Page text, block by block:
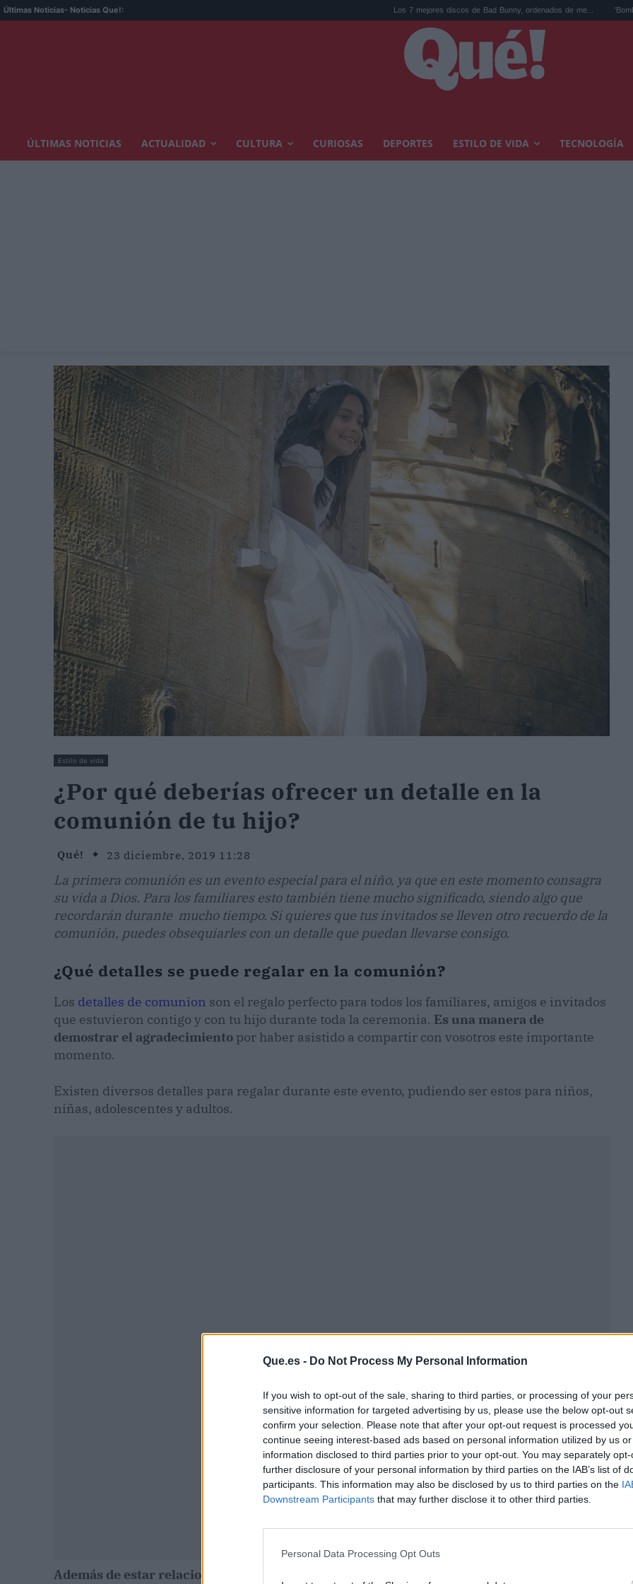
Que.es - Do Not Process My Personal Information
If you wish to opt-out of the sale, sharing to third parties, or processing of your
sensitive information for targeted advertising by us, please use the below opt-out
confirm your selection. Please note that after your opt-out request is processed
continue seeing interest-based ads based on personal information utilized by us
information disclosed to third parties prior to your opt-out. You may separately
further disclosure of your personal information by third parties on the IAB’s list of
participants. This information may also be disclosed by us to third parties on the
Downstream Participants that may further disclose it to other third parties.
Personal Data Processing Opt Outs
Últimas Noticias- Noticias Que!: Los 7 mejores discos de Bad Bunny, ordenados de me... 'Bomba en el Pan
ÚLTIMAS NOTICIAS ACTUALIDAD CULTURA CURIOSAS DEPORTES ESTILO DE VIDA TECNOLOGÍA
Estilo de vida
¿Por qué deberías ofrecer un detalle en la
comunión de tu hijo?
Qué! 23 diciembre, 2019 11:28
La primera comunión es un evento especial para el niño, ya que en este momento consagra
su vida a Dios. Para los familiares esto también tiene mucho significado, siendo algo que
recordarán durante mucho tiempo. Si quieres que tus invitados se lleven otro recuerdo de la
comunión, puedes obsequiarles con un detalle que puedan llevarse consigo.
¿Qué detalles se puede regalar en la comunión?
Los detalles de comunion son el regalo perfecto para todos los familiares, amigos e invitados
que estuvieron contigo y con tu hijo durante toda la ceremonia. Es una manera de
demostrar el agradecimiento por haber asistido a compartir con vosotros este importante
momento.
Existen diversos detalles para regalar durante este evento, pudiendo ser estos para niños,
niñas, adolescentes y adultos.
Además de estar relacionados con la temática de la comunión